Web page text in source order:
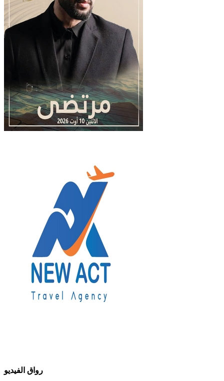
رواق الفيديو